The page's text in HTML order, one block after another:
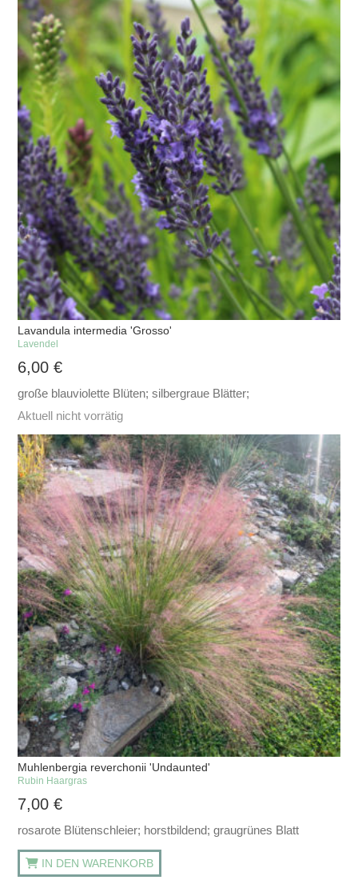
Lavandula intermedia 'Grosso'
Lavendel
6,00€
große blauviolette Blüten; silbergraue Blätter;
Aktuell nicht vorrätig
Muhlenbergia reverchonii 'Undaunted'
Rubin Haargras
7,00€
rosarote Blütenschleier; horstbildend; graugrünes Blatt
IN DEN WARENKORB